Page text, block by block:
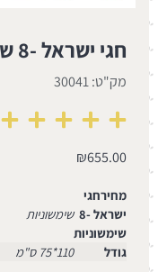
חגי ישראל -8 שימשוניות
מק"ט: 30041
₪655.00
מחירחגי
ישראל -8
שימשוניות
שימשוניות
גודל 110*75 ס"מ